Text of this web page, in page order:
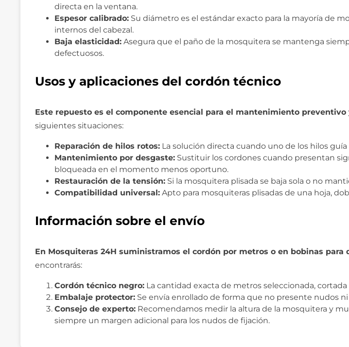
directa en la ventana.
Espesor calibrado: Su diámetro es el estándar exacto para la mayoría de
internos del cabezal.
Baja elasticidad: Asegura que el paño de la mosquitera se mantenga
defectuosos.
Usos y aplicaciones del cordón técnico
Este repuesto es el componente esencial para el mantenimiento
siguientes situaciones:
Reparación de hilos rotos: La solución directa cuando uno de los hilos
Mantenimiento por desgaste: Sustituir los cordones cuando presentan
bloqueada en el momento menos oportuno.
Restauración de la tensión: Si la mosquitera plisada se baja sola o no
Compatibilidad universal: Apto para mosquiteras plisadas de una hoja,
Información sobre el envío
En Mosquiteras 24H suministramos el cordón por metros o en bobinas
encontrarás:
Cordón técnico negro: La cantidad exacta de metros seleccionada,
Embalaje protector: Se envía enrollado de forma que no presente nudos
Consejo de experto: Recomendamos medir la altura de la mosquitera y
siempre un margen adicional para los nudos de fijación.